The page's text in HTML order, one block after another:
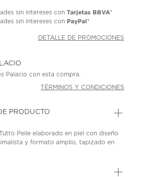
sin intereses conTarjetas BBVA*
sin intereses con PayPal*
DETALLE DE PROMOCIONES
Palacio con esta compra.
TÉRMINOS Y CONDICIONES
PRODUCTO
Pelle elaborado en piel con diseño
y formato amplio, tapizado en